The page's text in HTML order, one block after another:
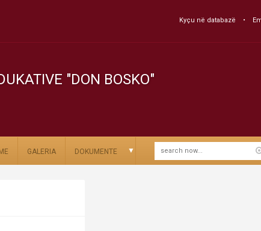
Kyçu në databazë
"DON BOSKO"
GALERIA DOKUMENTE ▼